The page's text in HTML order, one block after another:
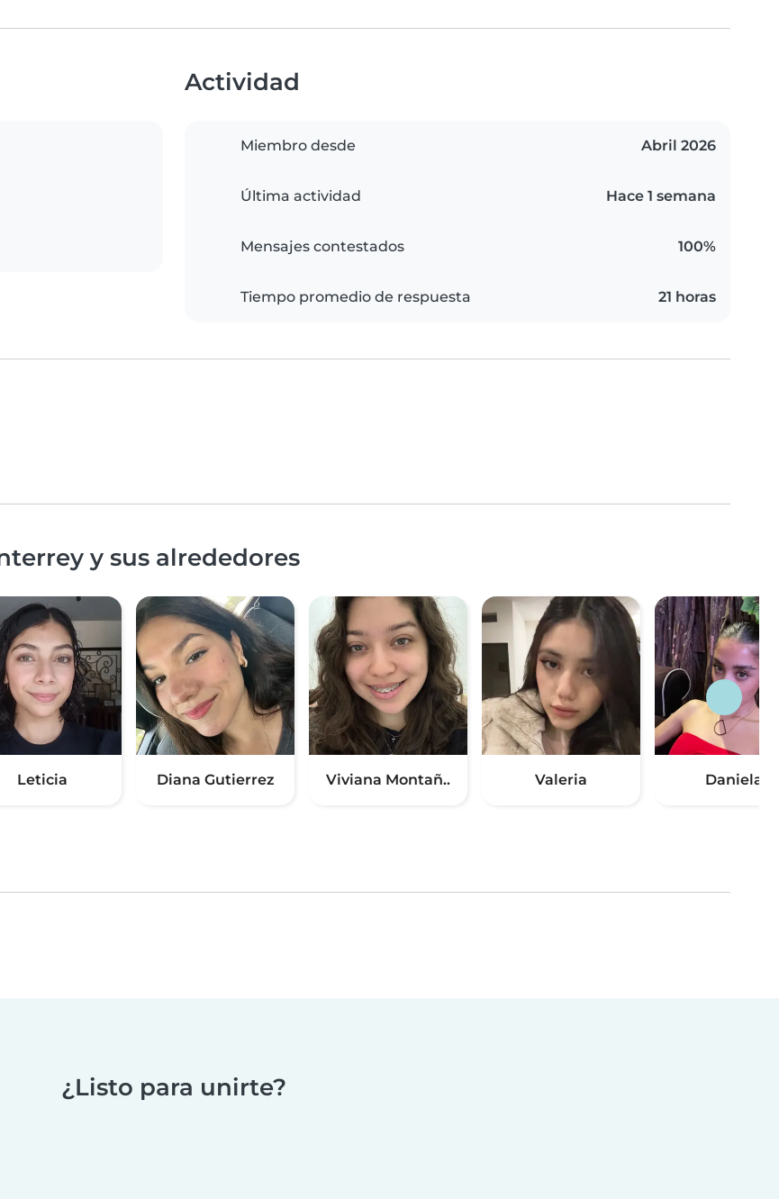
Actividad
Miembro desde Abril 2026
Última actividad Hace 1 semana
Mensajes contestados 100%
Tiempo promedio de respuesta 21 horas
y sus alrededores
Leticia Diana Gutierrez Viviana Montañ.. Valeria Daniela
¿Listo para unirte?